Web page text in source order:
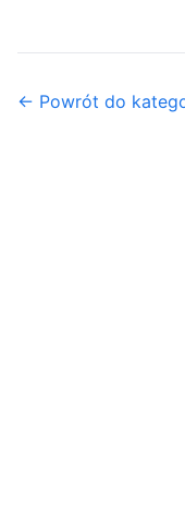
← Powrót do